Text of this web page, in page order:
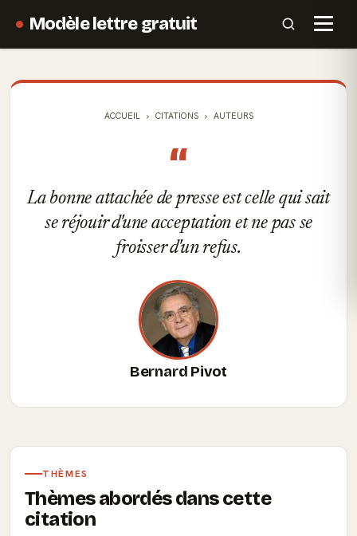
Modèle lettre gratuit
ACCUEIL CITATIONS AUTEURS
“
La bonne attachée de presse est celle qui sait
se réjouir d'une acceptation et ne pas se
froisser d'un refus.
Bernard Pivot
THÈMES
Thèmes abordés dans cette
citation